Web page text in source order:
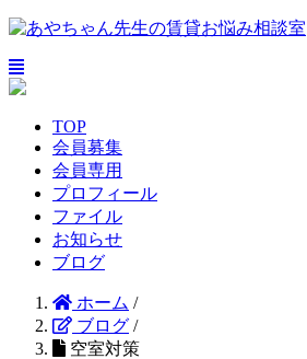
TOP
会員募集
会員専用
プロフィール
ファイル
お知らせ
ブログ
ホーム /
ブログ /
空室対策